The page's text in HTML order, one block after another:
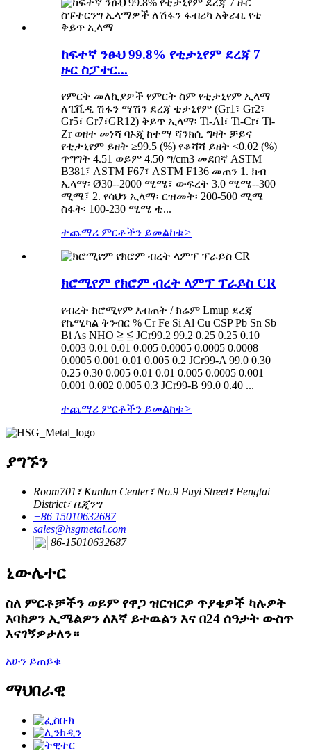
ከፍተኛ ንፁህ 99.8% የቲታኒየም ደረጃ 7
ዙር ስፓተር...
የምርት መለኪያዎች የምርት ስም የቲታኒየም ኢላማ
ለፒቪዲ ሽፋን ማሽን ደረጃ ቲታኒየም (Gr1፣ Gr2፣
Gr5፣ Gr7፣GR12) ቅይጥ ኢላማ፡ Ti-Al፣ Ti-Cr፣ Ti-
Zr ወዘተ መነሻ ባኦጂ ከተማ ሻንክሲ ግዛት ቻይና
የቲታኒየም ይዘት ≥99.5 (%) የቆሻሻ ይዘት <0.02 (%)
ጥግግት 4.51 ወይም 4.50 ግ/cm3 መደበኛ ASTM
B381፤ ASTM F67፣ ASTM F136 መጠን 1. ክብ
ኢላማ፡ Ø30--2000 ሚሜ፣ ውፍረት 3.0 ሚሜ--300
ሚሜ፤ 2. የሳህን ኢላማ፡ ርዝመት፡ 200-500 ሚሜ
ስፋት፡ 100-230 ሚሜ ቲ...
ተጨማሪ ምርቶችን ይመልከቱ>
ክሮሚየም የክሮም ብረት ላምፕ ፕራይስ CR
የብረት ክሮሚየም እብጠት / ክሬም Lmup ደረጃ
የኬሚካል ቅንብር % Cr Fe Si Al Cu CSP Pb Sn Sb
Bi As NHO ≧ ≦ JCr99.2 99.2 0.25 0.25 0.10
0.003 0.01 0.01 0.005 0.0005 0.0005 0.0008
0.0005 0.001 0.01 0.005 0.2 JCr99-A 99.0 0.30
0.25 0.30 0.005 0.01 0.01 0.005 0.0005 0.001
0.001 0.002 0.005 0.3 JCr99-B 99.0 0.40 ...
ተጨማሪ ምርቶችን ይመልከቱ>
ያግኙን
Room701፣ Kunlun Center፣ No.9 Fuyi Street፣ Fengtai
District፣ ቤጂንግ
+86 15010632687
sales@hsgmetal.com
86-15010632687
ኒውሌተር
ስለ ምርቶቻችን ወይም የዋጋ ዝርዝርዎ ጥያቄዎች ካሉዎት
እባክዎን ኢሜልዎን ለእኛ ይተዉልን እና በ24 ሰዓታት ውስጥ
እናገኝዎታለን።
አሁን ይጠይቁ
ማህበራዊ